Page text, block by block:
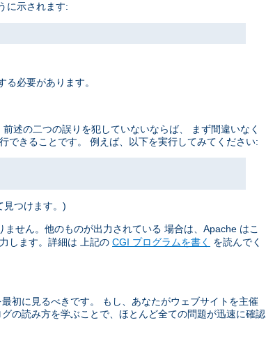
に示されます:
必要があります。
述の二つの誤りを犯していないならば、 まず間違いなく
できることです。 例えば、以下を実行してみてください:
見つけます。)
せん。他のものが出力されている 場合は、Apache はこ
します。詳細は 上記の CGI プログラムを書く
を読んでく
初に見るべきです。 もし、あなたがウェブサイトを主催
の読み方を学ぶことで、ほとんど全ての問題が迅速に確認